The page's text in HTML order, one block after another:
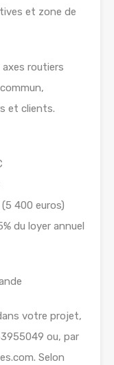
et zone de
routiers
et clients.
400 euros)
du loyer annuel
votre projet,
ou, par
Selon